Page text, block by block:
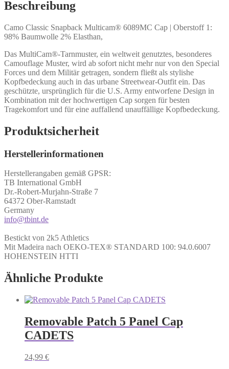
Beschreibung
Camo Classic Snapback Multicam® 6089MC Cap | Oberstoff 1:
98% Baumwolle 2% Elasthan,
Das MultiCam®-Tarnmuster, ein weltweit genutztes, besonderes
Camouflage Muster, wird ab sofort nicht mehr nur von den Special
Forces und dem Militär getragen, sondern fließt als stylishe
Kopfbedeckung auch in das urbane Streetwear-Outfit ein. Das
geschützte, ursprünglich für die U.S. Army entworfene Design in
Kombination mit der hochwertigen Cap sorgen für besten
Tragekomfort und für eine auffallend unauffällige Kopfbedeckung.
Produktsicherheit
Herstellerinformationen
Herstellerangaben gemäß GPSR:
TB International GmbH
Dr.-Robert-Murjahn-Straße 7
64372 Ober-Ramstadt
Germany
info@tbint.de
Bestickt von 2k5 Athletics
Mit Madeira nach OEKO-TEX® STANDARD 100: 94.0.6007
HOHENSTEIN HTTI
Ähnliche Produkte
Removable Patch 5 Panel Cap
CADETS
24,99 €